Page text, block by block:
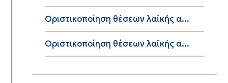
Οριστικοποίηση θέσεων λαϊκής α...
Οριστικοποίηση θέσεων λαϊκής α...